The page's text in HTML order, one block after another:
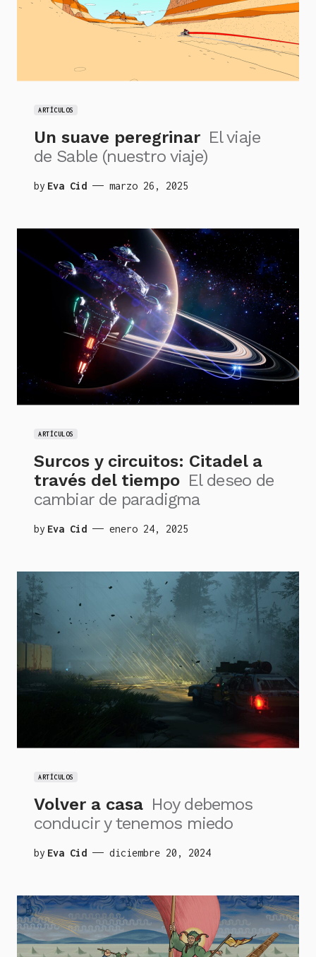
ARTÍCULOS
Un suave peregrinar El viaje
de Sable (nuestro viaje)
by Eva Cid marzo 26, 2025
ARTÍCULOS
Surcos y circuitos: Citadel a
través del tiempo El deseo de
cambiar de paradigma
by Eva Cid enero 24, 2025
ARTÍCULOS
Volver a casa Hoy debemos
conducir y tenemos miedo
by Eva Cid diciembre 20, 2024